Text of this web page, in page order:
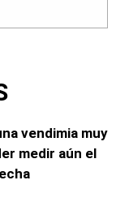
vendimia muy
medir aún el